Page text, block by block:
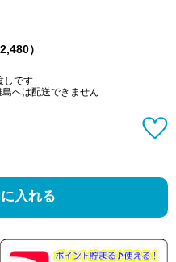
）
しです
へは配送できません
入れる